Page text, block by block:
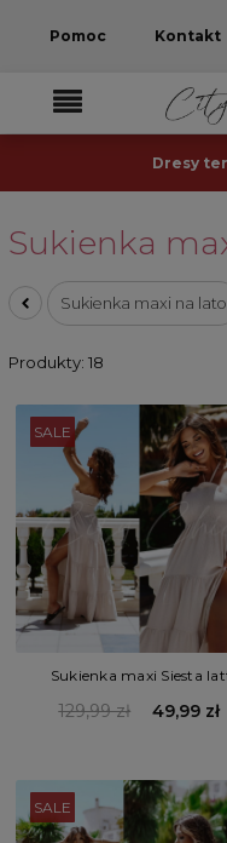
Pomoc Kontakt
Dresy
Sukienka
Sukienka maxi na lato
Produkty: 18
SALE
Sukienka maxi Siesta
129,99 zł 49,99 zł
SALE